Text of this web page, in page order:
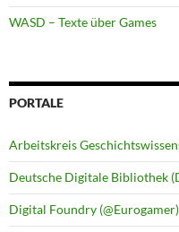
WASD – Texte über Games
PORTALE
Arbeitskreis
Deutsche Digitale Bibliothek
Digital Foundry (@Eurogamer)